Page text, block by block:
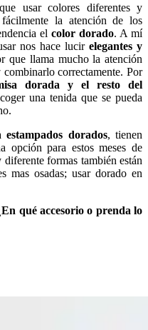
usar colores diferentes y
la atención de los
el color dorado. A mí
nos hace lucir elegantes y
que llama mucho la atención
correctamente. Por
dorada y el resto del
una tenida que se pueda
estampados dorados, tienen
opción para estos meses de
formas también están
mas osadas; usar dorado en
qué accesorio o prenda lo